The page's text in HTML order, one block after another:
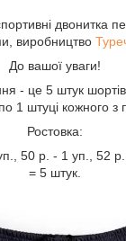
двонитка
виробництво
До вашої уваги!
- це 5 штук
1 штуці кожного з
Ростовка:
50 р. - 1 уп., 52
= 5 штук.